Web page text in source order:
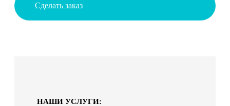
Сделать заказ
НАШИ УСЛУГИ: